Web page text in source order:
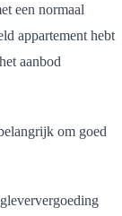
een normaal
appartement hebt
aanbod
om goed